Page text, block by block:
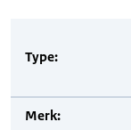
Type:
Merk: